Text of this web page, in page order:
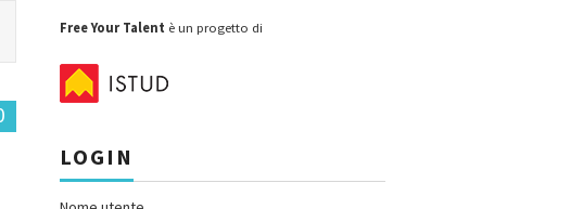
Free Your Talent è un progetto di
LOGIN